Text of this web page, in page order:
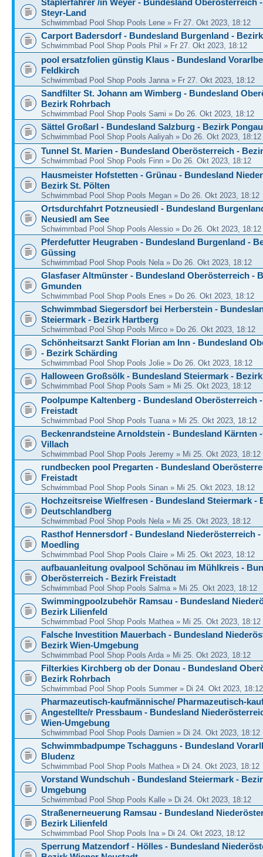
Staplerfahrer /in Weyer - Bundesland Oberösterreich
Steyr-Land
Schwimmbad Pool Shop Pools Lene » Fr 27. Okt 2023, 18:12
Carport Badersdorf - Bundesland Burgenland -
Schwimmbad Pool Shop Pools Phil » Fr 27. Okt 2023, 18:12
pool ersatzfolien günstig Klaus - Bundesland
Feldkirch
Schwimmbad Pool Shop Pools Janna » Fr 27. Okt 2023, 18:12
Sandfilter St. Johann am Wimberg - Bundesland
Bezirk Rohrbach
Schwimmbad Pool Shop Pools Sami » Do 26. Okt 2023, 18:12
Sättel Großarl - Bundesland Salzburg - Bezirk Pongau
Schwimmbad Pool Shop Pools Aaliyah » Do 26. Okt 2023, 18:12
Tunnel St. Marien - Bundesland Oberösterreich -
Schwimmbad Pool Shop Pools Finn » Do 26. Okt 2023, 18:12
Hausmeister Hofstetten - Grünau - Bundesland
Bezirk St. Pölten
Schwimmbad Pool Shop Pools Megan » Do 26. Okt 2023, 18:12
Ortsdurchfahrt Potzneusiedl - Bundesland
Neusiedl am See
Schwimmbad Pool Shop Pools Alessio » Do 26. Okt 2023, 18:12
Pferdefutter Heugraben - Bundesland Burgenland -
Güssing
Schwimmbad Pool Shop Pools Nela » Do 26. Okt 2023, 18:12
Glasfaser Altmünster - Bundesland Oberösterreich -
Gmunden
Schwimmbad Pool Shop Pools Enes » Do 26. Okt 2023, 18:12
Schwimmbad Siegersdorf bei Herberstein -
Steiermark - Bezirk Hartberg
Schwimmbad Pool Shop Pools Mirco » Do 26. Okt 2023, 18:12
Schönheitsarzt Sankt Florian am Inn - Bundesland
- Bezirk Schärding
Schwimmbad Pool Shop Pools Jolie » Do 26. Okt 2023, 18:12
Halloween Großsölk - Bundesland Steiermark -
Schwimmbad Pool Shop Pools Sam » Mi 25. Okt 2023, 18:12
Poolpumpe Kaltenberg - Bundesland Oberösterreich
Freistadt
Schwimmbad Pool Shop Pools Tuana » Mi 25. Okt 2023, 18:12
Beckenrandsteine Arnoldstein - Bundesland Kärnten
Villach
Schwimmbad Pool Shop Pools Jeremy » Mi 25. Okt 2023, 18:12
rundbecken pool Pregarten - Bundesland
Freistadt
Schwimmbad Pool Shop Pools Sinan » Mi 25. Okt 2023, 18:12
Hochzeitsreise Wielfresen - Bundesland Steiermark -
Deutschlandberg
Schwimmbad Pool Shop Pools Nela » Mi 25. Okt 2023, 18:12
Rasthof Hennersdorf - Bundesland Niederösterreich
Moedling
Schwimmbad Pool Shop Pools Claire » Mi 25. Okt 2023, 18:12
aufbauanleitung ovalpool Schönau im Mühlkreis -
Oberösterreich - Bezirk Freistadt
Schwimmbad Pool Shop Pools Salma » Mi 25. Okt 2023, 18:12
Swimmingpoolzubehör Ramsau - Bundesland
Bezirk Lilienfeld
Schwimmbad Pool Shop Pools Mathea » Mi 25. Okt 2023, 18:12
Falsche Investition Mauerbach - Bundesland
Bezirk Wien-Umgebung
Schwimmbad Pool Shop Pools Arda » Mi 25. Okt 2023, 18:12
Filterkies Kirchberg ob der Donau - Bundesland
Bezirk Rohrbach
Schwimmbad Pool Shop Pools Summer » Di 24. Okt 2023, 18:12
Pharmazeutisch-kaufmännische/ Pharmazeutisch-
Angestellte/r Pressbaum - Bundesland
Wien-Umgebung
Schwimmbad Pool Shop Pools Damien » Di 24. Okt 2023, 18:12
Schwimmbadpumpe Tschagguns - Bundesland
Bludenz
Schwimmbad Pool Shop Pools Mathea » Di 24. Okt 2023, 18:12
Vorstand Wundschuh - Bundesland Steiermark -
Umgebung
Schwimmbad Pool Shop Pools Kalle » Di 24. Okt 2023, 18:12
Straßenerneuerung Ramsau - Bundesland
Bezirk Lilienfeld
Schwimmbad Pool Shop Pools Ina » Di 24. Okt 2023, 18:12
Sperrung Matzendorf - Hölles - Bundesland